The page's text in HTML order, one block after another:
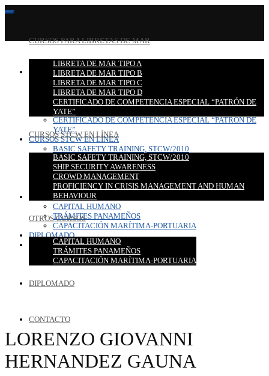
CURSOS PARA LIBRETAS DE MAR
LIBRETA DE MAR TIPO A
LIBRETA DE MAR TIPO B
LIBRETA DE MAR TIPO C
LIBRETA DE MAR TIPO D
CERTIFICADO DE COMPETENCIA ESPECIAL “PATRÓN DE
YATE”
CURSOS STCW EN LÍNEA
BASIC SAFETY TRAINING, STCW/2010
SHIP SECURITY AWARENESS
CROWD MANAGEMENT
PROFICIENCY IN CRISIS MANAGEMENT AND HUMAN
BEHAVIOUR
OTROS CURSOS
CAPITAL HUMANO
TRÁMITES PANAMEÑOS
CAPACITACIÓN MARÍTIMA-PORTUARIA
DIPLOMADO
CONTACTO
CURSOS PARA LIBRETAS DE MAR
LIBRETA DE MAR TIPO A
LIBRETA DE MAR TIPO B
LIBRETA DE MAR TIPO C
LIBRETA DE MAR TIPO D
CERTIFICADO DE COMPETENCIA ESPECIAL “PATRÓN DE
YATE”
CURSOS STCW EN LÍNEA
BASIC SAFETY TRAINING, STCW/2010
SHIP SECURITY AWARENESS
CROWD MANAGEMENT
PROFICIENCY IN CRISIS MANAGEMENT AND HUMAN
BEHAVIOUR
OTROS CURSOS
CAPITAL HUMANO
TRÁMITES PANAMEÑOS
CAPACITACIÓN MARÍTIMA-PORTUARIA
DIPLOMADO
CONTACTO
LORENZO GIOVANNI
HERNANDEZ GAUNA